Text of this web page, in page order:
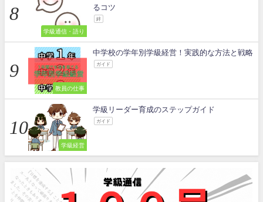
学級通信・語り
るコツ
絆
教員の仕事
中学校の学年別学級経営！実践的な方法と戦略
ガイド
学級経営
学級リーダー育成のステップガイド
ガイド